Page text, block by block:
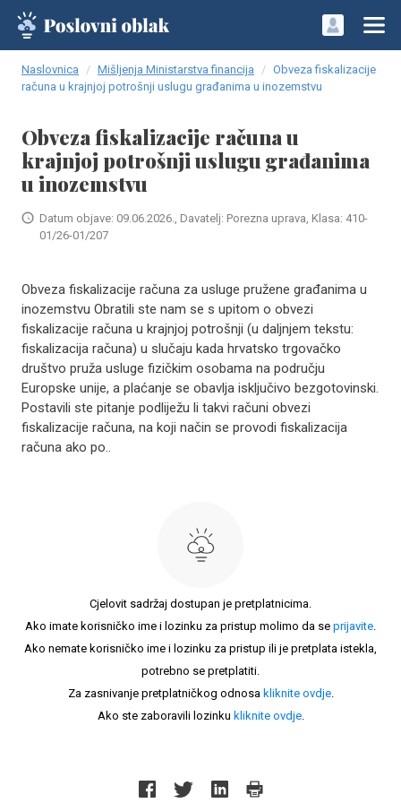
Naslovnica Mišljenja Ministarstva financija
Obveza fiskalizacije
računa u krajnjoj potrošnji uslugu građanima u inozemstvu
Obveza fiskalizacije računa u
krajnjoj potrošnji uslugu građanima
u inozemstvu
Datum objave: 09.06.2026., Davatelj: Porezna uprava, Klasa: 410-
01/26-01/207
Obveza fiskalizacije računa za usluge pružene građanima u
inozemstvu Obratili ste nam se s upitom o obvezi
fiskalizacije računa u krajnjoj potrošnji (u daljnjem tekstu:
fiskalizacija računa) u slučaju kada hrvatsko trgovačko
društvo pruža usluge fizičkim osobama na području
Europske unije, a plaćanje se obavlja isključivo bezgotovinski.
Postavili ste pitanje podliježu li takvi računi obvezi
fiskalizacije računa, na koji način se provodi fiskalizacija
računa ako po..
Cjelovit sadržaj dostupan je pretplatnicima.
Ako imate korisničko ime i lozinku za pristup molimo da se prijavite.
Ako nemate korisničko ime i lozinku za pristup ili je pretplata istekla,
potrebno se pretplatiti.
Za zasnivanje pretplatničkog odnosa kliknite ovdje.
Ako ste zaboravili lozinku kliknite ovdje.